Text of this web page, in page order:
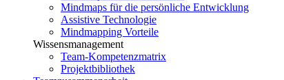
Mindmaps für die persönliche Entwicklung
Assistive Technologie
Mindmapping Vorteile
Wissensmanagement
Team-Kompetenzmatrix
Projektbibliothek